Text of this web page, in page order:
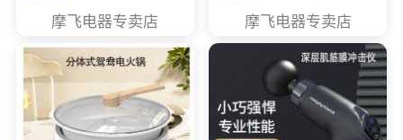
摩飞电器专卖店 摩飞电器专卖店